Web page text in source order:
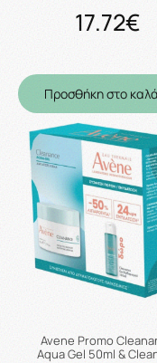
17.72€
Προσθήκη στο
Avene Promo
Aqua Gel 50ml &